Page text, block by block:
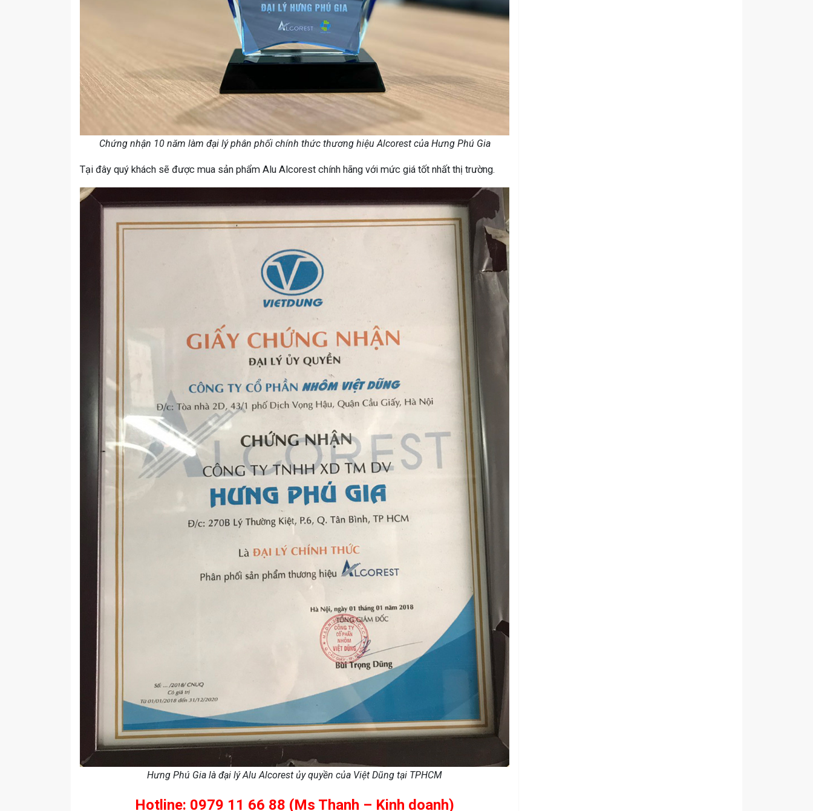
Chứng nhận 10 năm làm đại lý phân phối chính thức thương hiệu Alcorest của Hưng Phú Gia
Tại đây quý khách sẽ được mua sản phẩm Alu Alcorest chính hãng với mức giá tốt nhất thị trường.
Hưng Phú Gia là đại lý Alu Alcorest ủy quyền của Việt Dũng tại TPHCM
Hotline: 0979 11 66 88 (Ms Thanh – Kinh doanh)